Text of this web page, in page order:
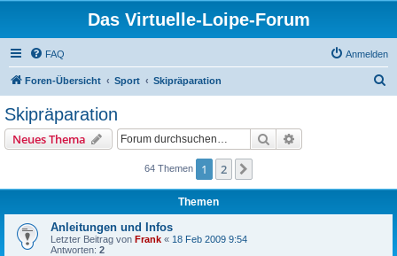
Das Virtuelle-Loipe-Forum
FAQ Anmelden
Foren-Übersicht Sport Skipräparation
Skipräparation
Neues Thema Suche
64 Themen 1 2
Themen
Anleitungen und Infos
Letzter Beitrag von Frank « 18 Feb 2009 9:54
Antworten: 2